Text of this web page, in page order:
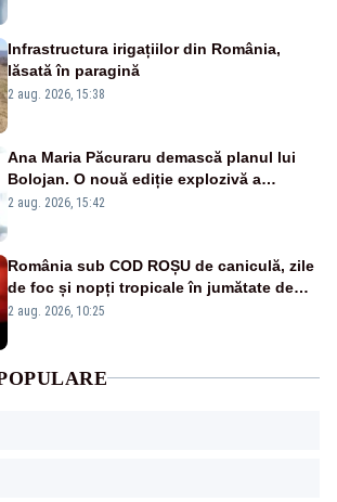
Infrastructura irigațiilor din România,
lăsată în paragină
2 aug. 2026, 15:38
Ana Maria Păcuraru demască planul lui
Bolojan. O nouă ediție explozivă a
emisiunii „Miza Zilei” la Realitatea PLUS
2 aug. 2026, 15:42
România sub COD ROȘU de caniculă, zile
de foc și nopți tropicale în jumătate de
țară
2 aug. 2026, 10:25